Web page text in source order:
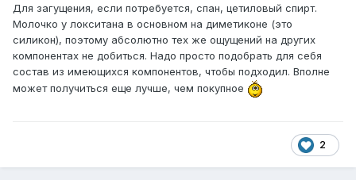
Для загущения, если потребуется, спан, цетиловый спирт.
Молочко у локситана в основном на диметиконе (это
силикон), поэтому абсолютно тех же ощущений на других
компонентах не добиться. Надо просто подобрать для себя
состав из имеющихся компонентов, чтобы подходил. Вполне
может получиться еще лучше, чем покупное
2